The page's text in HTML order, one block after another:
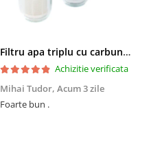
Filtru apa triplu cu carbune/bumbac/sita 3x3/4"*10
Achizitie verificata
Mihai Tudor, Acum 3 zile
Foarte bun .